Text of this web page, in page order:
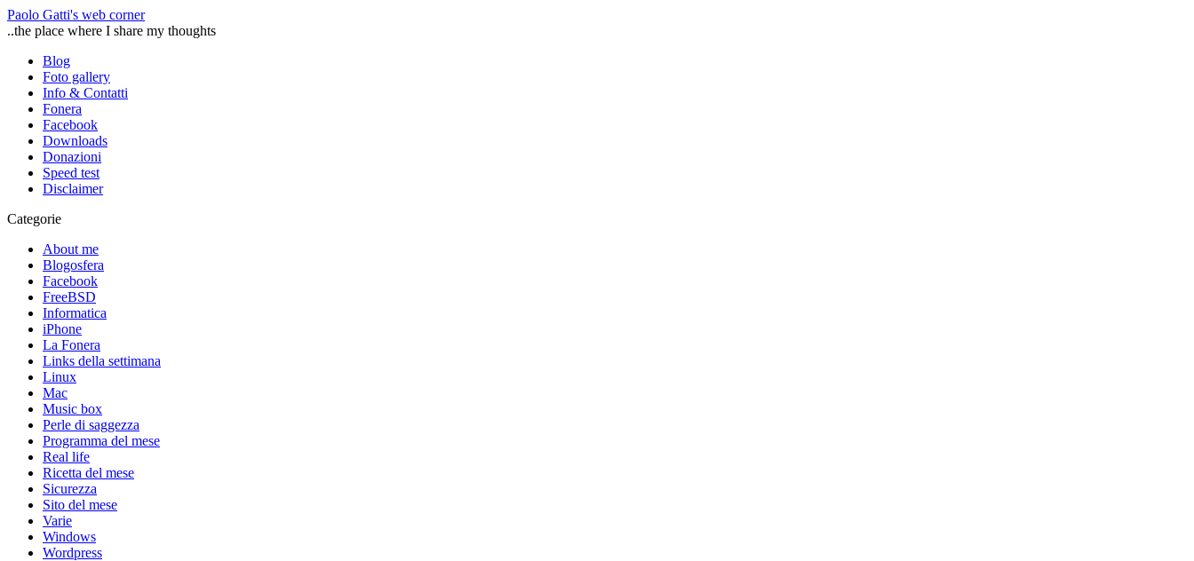
Paolo Gatti's web corner
..the place where I share my thoughts
Blog
Foto gallery
Info & Contatti
Fonera
Facebook
Downloads
Donazioni
Speed test
Disclaimer
Categorie
About me
Blogosfera
Facebook
FreeBSD
Informatica
iPhone
La Fonera
Links della settimana
Linux
Mac
Music box
Perle di saggezza
Programma del mese
Real life
Ricetta del mese
Sicurezza
Sito del mese
Varie
Windows
Wordpress